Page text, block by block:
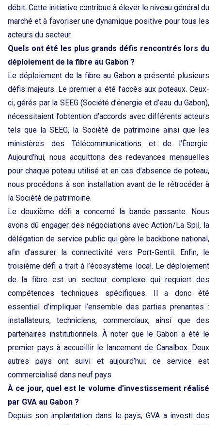
débit. Cette initiative contribue à élever le niveau général du
marché et à favoriser une dynamique positive pour tous les
acteurs du secteur.
Quels ont été les plus grands défis rencontrés lors du
déploiement de la fibre au Gabon ?
Le déploiement de la fibre au Gabon a présenté plusieurs
défis majeurs. Le premier a été l’accès aux poteaux. Ceux-
ci, gérés par la SEEG (Société d’énergie et d’eau du Gabon),
nécessitaient l’obtention d’accords avec différents acteurs
tels que la SEEG, la Société de patrimoine ainsi que les
ministères des Télécommunications et de l’Énergie.
Aujourd’hui, nous acquittons des redevances mensuelles
pour chaque poteau utilisé et en cas d’absence de poteau,
nous procédons à son installation avant de le rétrocéder à
la Société de patrimoine.
Le deuxième défi a concerné la bande passante. Nous
avons dû engager des négociations avec Action/La Spil, la
délégation de service public qui gère le backbone national,
afin d’assurer la connectivité vers Port-Gentil. Enfin, le
troisième défi a trait à l’écosystème local. Le déploiement
de la fibre est un secteur complexe qui requiert des
compétences techniques spécifiques. Il a donc été
essentiel d’impliquer l’ensemble des parties prenantes :
installateurs, techniciens, commerciaux, ainsi que des
partenaires institutionnels. À noter que le Gabon a été le
premier pays à accueillir le lancement de Canalbox. Deux
autres pays ont suivi et aujourd’hui, ce service est
commercialisé dans neuf pays.
À ce jour, quel est le volume d’investissement réalisé
par GVA au Gabon ?
Depuis son implantation dans le pays, GVA a investi des